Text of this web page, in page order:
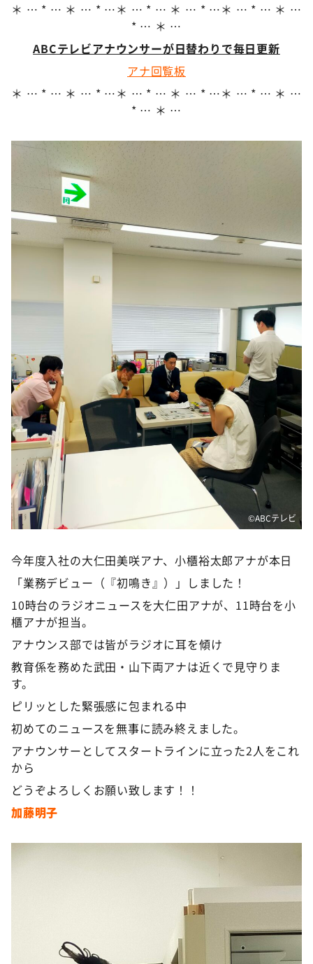
＊ … * … ＊ … * …＊ … * … ＊ … * …＊ … * … ＊ …
* … ＊ …
ABCテレビアナウンサーが日替わりで毎日更新
アナ回覧板
＊ … * … ＊ … * …＊ … * … ＊ … * …＊ … * … ＊ …
* … ＊ …
©ABCテレビ
今年度入社の大仁田美咲アナ、小櫃裕太郎アナが本日
「業務デビュー（『初鳴き』）」しました！
10時台のラジオニュースを大仁田アナが、11時台を小
櫃アナが担当。
アナウンス部では皆がラジオに耳を傾け
教育係を務めた武田・山下両アナは近くで見守りま
す。
ピリッとした緊張感に包まれる中
初めてのニュースを無事に読み終えました。
アナウンサーとしてスタートラインに立った2人をこれ
から
どうぞよろしくお願い致します！！
加藤明子